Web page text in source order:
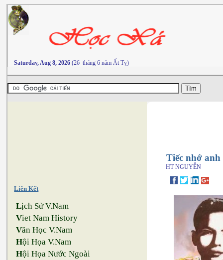
Saturday, Aug 8, 2026 (26 tháng 6 năm Ất Tỵ)
Liên Kết
Lịch Sử V.Nam
Viet Nam History
Văn Học V.Nam
Hội Họa V.Nam
Hội Họa Nước Ngoài
Tiếc nhớ
HT NGUYỄN